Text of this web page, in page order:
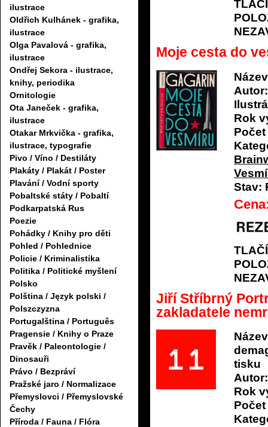
ilustrace
Oldřich Kulhánek - grafika,
ilustrace
Olga Pavalová - grafika,
ilustrace
Ondřej Sekora - ilustrace,
knihy, periodika
Ornitologie
Ota Janeček - grafika,
ilustrace
Otakar Mrkvička - grafika,
ilustrace, typografie
Pivo / Víno / Destiláty
Plakáty / Plakát / Poster
Plavání / Vodní sporty
Pobaltské státy / Pobaltí
Podkarpatská Rus
Poezie
Pohádky / Knihy pro děti
Pohled / Pohlednice
Policie / Kriminalistika
Politika / Politické myšlení
Polsko
Polština / Język polski /
Polszczyzna
Portugalština / Português
Pragensie / Knihy o Praze
Pravěk / Paleontologie /
Dinosauři
Právo / Bezpráví
Pražské jaro / Normalizace
Přemyslovci / Přemyslovské
Čechy
Příroda / Fauna / Flóra
Moje cesta do
Autor:
Rok
Stav:
Jiří Stříbrný
zakladatele
tisku
Autor:
Rok